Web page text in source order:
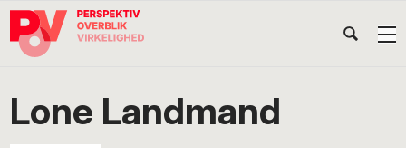
Gå
direkte
navigation
Skip
indhold
Gå
direkte
International
Lone Landmand